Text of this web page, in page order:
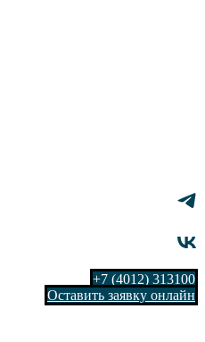
+7 (4012) 313100
Оставить заявку онлайн